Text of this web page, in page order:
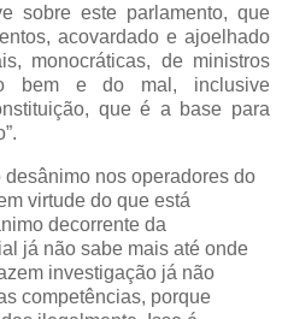
sobre este parlamento, que
acovardado e ajoelhado
monocráticas, de ministros
bem e do mal, inclusive
que é a base para
desânimo nos operadores do
virtude do que está
decorrente da
já não sabe mais até onde
investigação já não
competências, porque